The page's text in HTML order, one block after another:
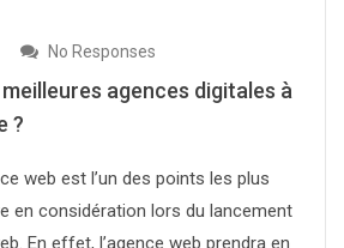
No Responses
agences digitales à
?
web est l’un des points les plus
en considération lors du lancement
En effet, l’agence web prendra en